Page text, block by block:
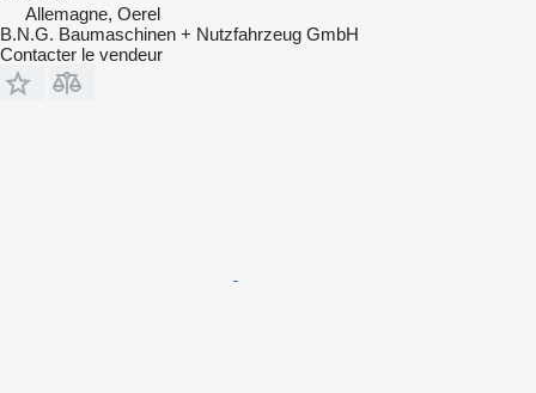
Allemagne, Oerel
B.N.G. Baumaschinen + Nutzfahrzeug GmbH
Contacter le vendeur